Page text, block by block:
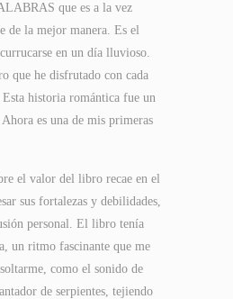
que es a la vez
de la mejor manera. Es el
en un día lluvioso.
que he disfrutado con cada
historia romántica fue un
es una de mis primeras
el valor del libro recae en el
sus fortalezas y debilidades,
personal. El libro tenía
un ritmo fascinante que me
como el sonido de
de serpientes, tejiendo